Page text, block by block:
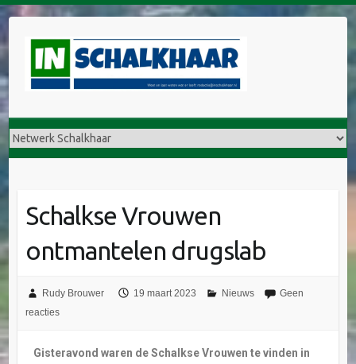
Schalkse Vrouwen
ontmantelen drugslab
Rudy Brouwer 19 maart 2023 Nieuws
Geen
reacties
Gisteravond waren de Schalkse Vrouwen te vinden in